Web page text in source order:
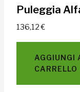
Puleggia
136,12€
AGGIUNGI
CARRELLO